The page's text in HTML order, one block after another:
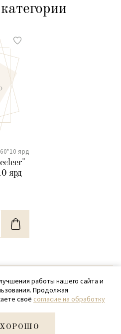
ярд
ярд
SamPack
699-97-87
работы нашего сайта и
Продолжая
своё согласие на обработку
ХОРОШО